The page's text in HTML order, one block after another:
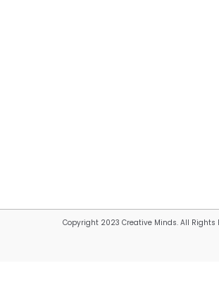
Copyright 2023 Creative Minds. All Rights